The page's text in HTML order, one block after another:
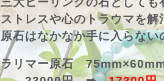
ストレスや心のトラウマを
原石はなかなか手に入らな
ラリマー原石